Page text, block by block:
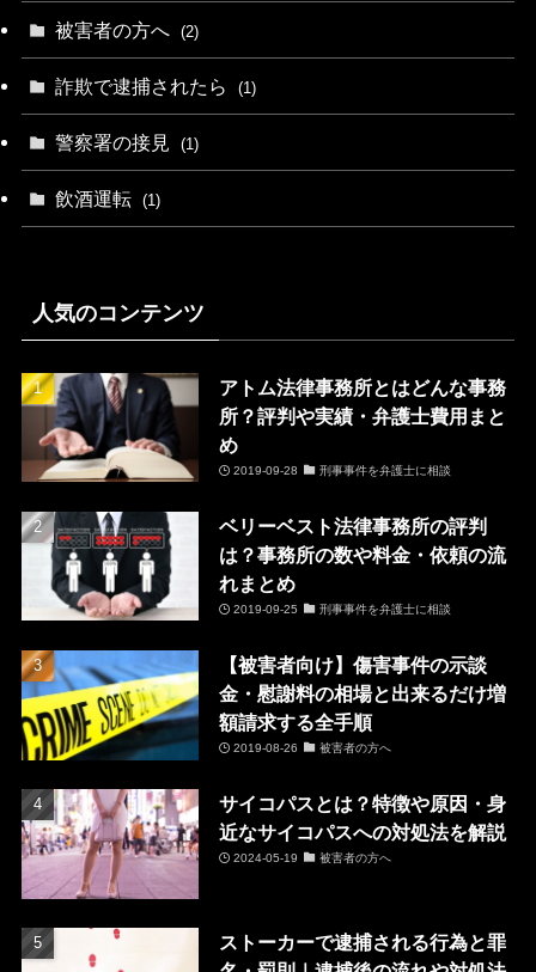
被害者の方へ (2)
詐欺で逮捕されたら (1)
警察署の接見 (1)
飲酒運転 (1)
人気のコンテンツ
アトム法律事務所とはどんな事務
所？評判や実績・弁護士費用まと
め
2019-09-28 刑事事件を弁護士に相談
ベリーベスト法律事務所の評判
は？事務所の数や料金・依頼の流
れまとめ
2019-09-25 刑事事件を弁護士に相談
【被害者向け】傷害事件の示談
金・慰謝料の相場と出来るだけ増
額請求する全手順
2019-08-26 被害者の方へ
サイコパスとは？特徴や原因・身
近なサイコパスへの対処法を解説
2024-05-19 被害者の方へ
ストーカーで逮捕される行為と罪